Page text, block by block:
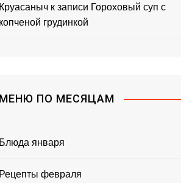
к записи Гороховый суп с
грудинкой
ПО МЕСЯЦАМ
января
февраля